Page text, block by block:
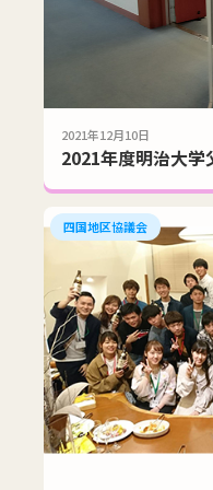
2021年12月10日
2021年度明治大
四国地区協議会